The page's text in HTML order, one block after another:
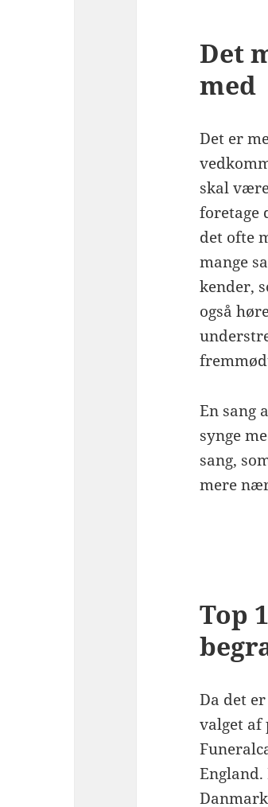
Det
med
Det er
skal
foretage
det ofte
mange
kender,
også
En sang
synge
sang,
mere
Top
Da det
valget af